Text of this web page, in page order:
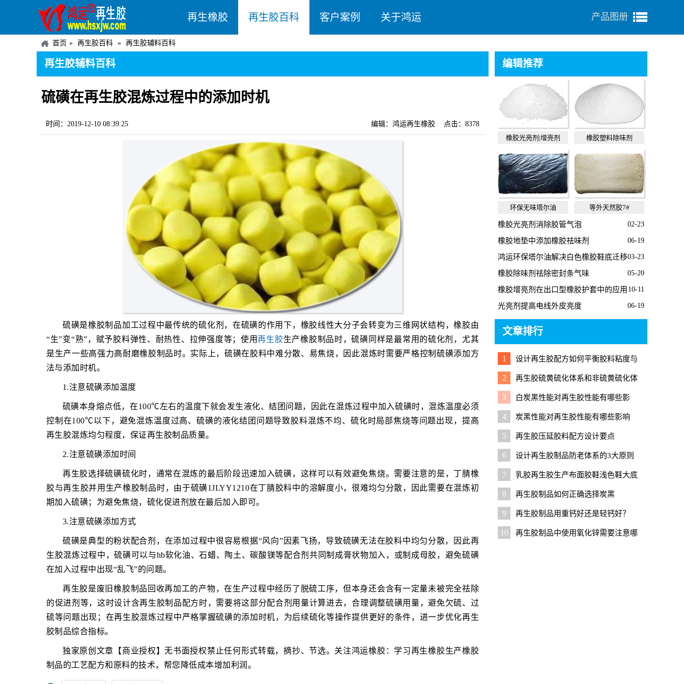
再生橡胶 再生胶百科 客户案例 关于鸿运 产品图册
首页 再生胶百科 再生胶辅料百科
再生胶辅料百科
硫磺在再生胶混炼过程中的添加时机
时间：2019-12-10 08:39:25 点击：8378
编辑：鸿运再生橡胶
硫磺是橡胶制品加工过程中最传统的硫化剂，在硫磺的作用下，橡胶线性大分子会转变为三维网状结构，橡胶由
“生”变“熟”，赋予胶料弹性、耐热性、拉伸强度等；使用再生胶生产橡胶制品时，硫磺同样是最常用的硫化剂，尤其
是生产一些高强力高耐磨橡胶制品时。实际上，硫磺在胶料中难分散、易焦烧，因此混炼时需要严格控制硫磺添加方
法与添加时机。
1.注意硫磺添加温度
硫磺本身熔点低，在100℃左右的温度下就会发生液化、结团问题，因此在混炼过程中加入硫磺时，混炼温度必须
控制在100℃以下，避免混炼温度过高、硫磺的液化结团问题导致胶料混炼不均、硫化时局部焦烧等问题出现，提高
再生胶混炼均匀程度，保证再生胶制品质量。
2.注意硫磺添加时间
再生胶选择硫磺硫化时，通常在混炼的最后阶段迅速加入硫磺，这样可以有效避免焦烧。需要注意的是，丁腈橡
胶与再生胶并用生产橡胶制品时，由于硫磺1JLYY1210在丁腈胶料中的溶解度小，很难均匀分散，因此需要在混炼初
期加入硫磺；为避免焦烧，硫化促进剂放在最后加入即可。
3.注意硫磺添加方式
硫磺是典型的粉状配合剂，在添加过程中很容易根据“风向”因素飞扬，导致硫磺无法在胶料中均匀分散，因此再
生胶混炼过程中，硫磺可以与hb软化油、石蜡、陶土、碳酸镁等配合剂共同制成膏状物加入，或制成母胶，避免硫磺
在加入过程中出现“乱飞”的问题。
再生胶是废旧橡胶制品回收再加工的产物，在生产过程中经历了脱硫工序，但本身还会含有一定量未被完全祛除
的促进剂等，这时设计含再生胶制品配方时，需要将这部分配合剂用量计算进去，合理调整硫磺用量，避免欠硫、过
硫等问题出现；在再生胶混炼过程中严格掌握硫磺的添加时机，为后续硫化等操作提供更好的条件，进一步优化再生
胶制品综合指标。
独家原创文章【商业授权】无书面授权禁止任何形式转载，摘抄、节选。关注鸿运橡胶：学习再生橡胶生产橡胶
制品的工艺配方和原料的技术，帮您降低成本增加利润。
编辑推荐
橡胶光亮剂|增亮剂 橡胶塑料除味剂
环保无味塔尔油 等外天然胶7#
02-23
橡胶光亮剂消除胶管气泡
06-19
橡胶地垫中添加橡胶祛味剂
03-23
鸿运环保塔尔油解决白色橡胶鞋底迁移
问题
05-20
橡胶除味剂祛除密封条气味
10-11
橡胶增亮剂在出口型橡胶护套中的应用
06-19
光亮剂提高电线外皮亮度
文章排行
1
设计再生胶配方如何平衡胶料粘度与
加工性能
2
再生胶硫黄硫化体系和非硫黄硫化体
系有什么区别？
3
白炭黑性能对再生胶性能有哪些影
响？
4 炭黑性能对再生胶性能有哪些影响
5 再生胶压延胶料配方设计要点
6 设计再生胶制品防老体系的3大原则
7
乳胶再生胶生产布面胶鞋浅色鞋大底
配方设计要点
8 再生胶制品如何正确选择炭黑
9 再生胶制品用重钙好还是轻钙好？
10
再生胶制品中使用氧化锌需要注意哪